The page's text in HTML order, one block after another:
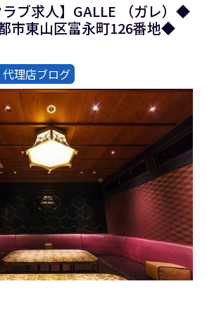
ラブ求人】GALLE （ガレ）◆
市東山区富永町126番地◆
代理店ブログ